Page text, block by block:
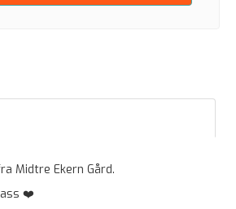
Midtre Ekern Gård.
❤️